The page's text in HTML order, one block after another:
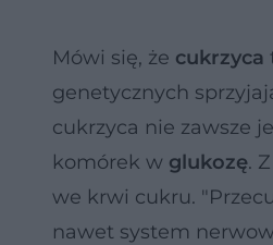
Mówi się, że cukrzyca
genetycznych
cukrzyca nie zawsze
komórek w glukozę.
we krwi cukru.
nawet system